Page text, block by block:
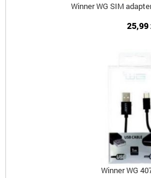
Winner WG SIM
25,99
Winner WG